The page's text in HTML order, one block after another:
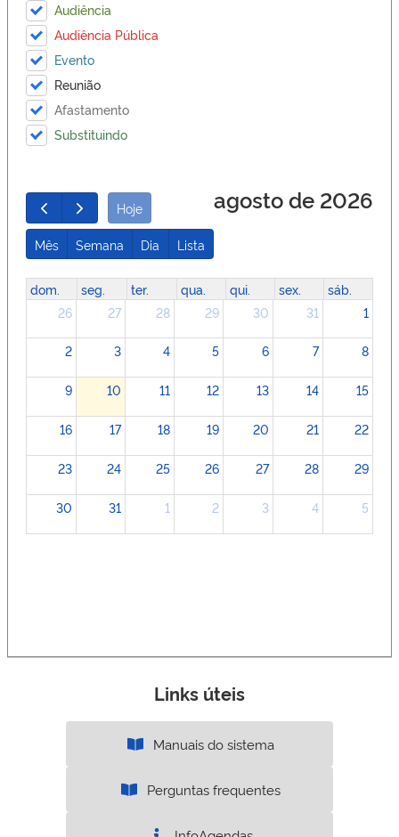
Audiência
Audiência Pública
Evento
Reunião
Afastamento
Substituindo
Hoje agosto de 2026
Mês Semana Dia Lista
dom. seg. ter. qua. qui. sex.
sáb.
26
27 28 29 30 31 1
2 3 4 5 6 7 8
9 10 11 12 13 14 15
16 17 18 19 20 21 22
23 24 25 26 27 28 29
30 31 1 2 3 4 5
Links úteis
Manuais do sistema
Perguntas frequentes